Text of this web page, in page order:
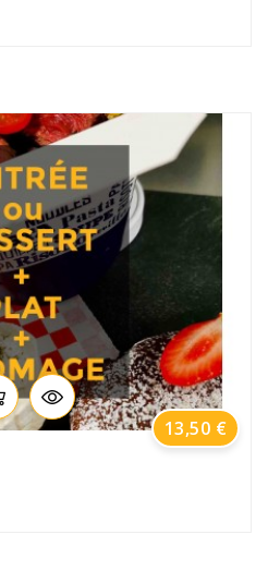
Prix
13,50 €